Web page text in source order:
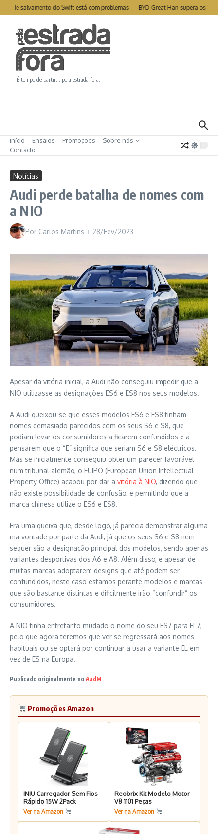
Ir para o conteúdo
de salvamento do Swift está com problemas BYD Great Han supera os
É tempo de partir… pela estrada fora.
Início Ensaios Promoções
Sobre nós
Contacto
Notícias
Audi perde batalha de nomes com
a NIO
Por Carlos Martins 28/Fev/2023
Apesar da vitória inicial, a Audi não conseguiu impedir que a
NIO utilizasse as designações ES6 e ES8 nos seus modelos.
A Audi queixou-se que esses modelos ES6 e ES8 tinham
nomes demasiado parecidos com os seus S6 e S8, que
podiam levar os consumidores a ficarem confundidos e a
pensarem que o “E” significa que seriam S6 e S8 eléctricos.
Mas se inicialmente conseguiu obter um parecer favorável
num tribunal alemão, o EUIPO (European Union Intellectual
Property Office) acabou por dar a vitória à NIO, dizendo que
não existe possibilidade de confusão, e permitindo que a
marca chinesa utilize o ES6 e ES8.
Era uma queixa que, desde logo, já parecia demonstrar alguma
má vontade por parte da Audi, já que os seus S6 e S8 nem
sequer são a designação principal dos modelos, sendo apenas
variantes desportivas dos A6 e A8. Além disso, e apesar de
muitas marcas adoptarem designs que até podem ser
confundidos, neste caso estamos perante modelos e marcas
que são bastante distintas e dificilmente irão “confundir” os
consumidores.
A NIO tinha entretanto mudado o nome do seu ES7 para EL7,
pelo que agora teremos que ver se regressará aos nomes
habituais ou se optará por continuar a usar a variante EL em
vez de ES na Europa.
Publicado originalmente no AadM
Promoções Amazon
INIU Carregador Sem Fios
Rápido 15W 2Pack
Ver na Amazon
Reobrix Kit Modelo Motor
V8 1101 Peças
Ver na Amazon